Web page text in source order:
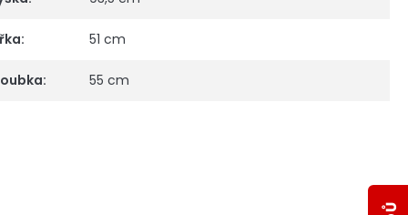
: 51 cm
: 55 cm